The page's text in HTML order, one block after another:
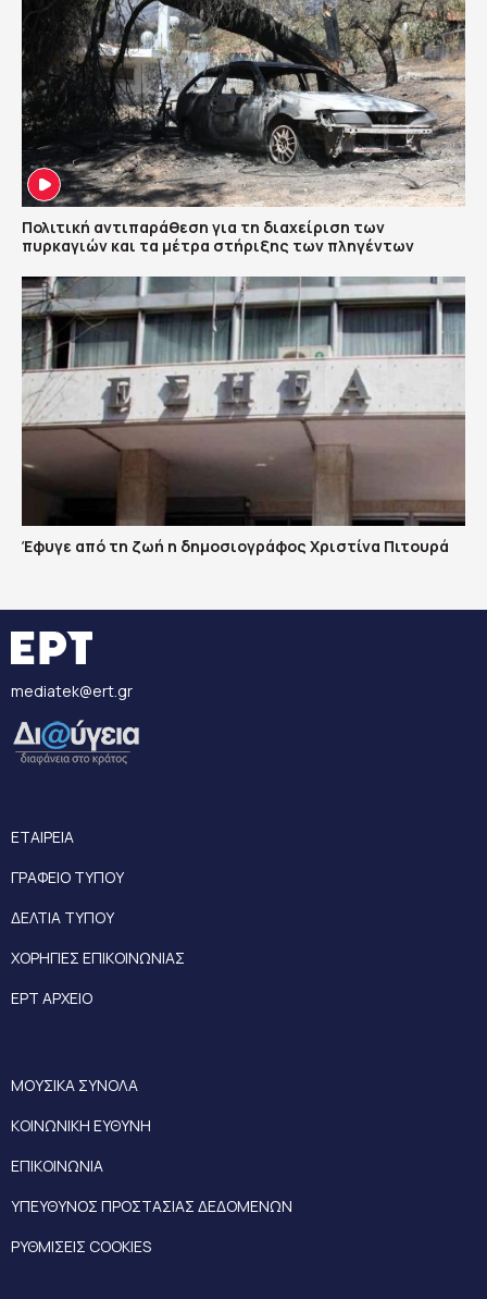
Πολιτική αντιπαράθεση για τη διαχείριση των
πυρκαγιών και τα μέτρα στήριξης των πληγέντων
Έφυγε από τη ζωή η δημοσιογράφος Χριστίνα Πιτουρά
mediatek@ert.gr
ΕΤΑΙΡΕΙΑ
ΓΡΑΦΕΙΟ ΤΥΠΟΥ
ΔΕΛΤΙΑ ΤΥΠΟΥ
ΧΟΡΗΓΙΕΣ ΕΠΙΚΟΙΝΩΝΙΑΣ
ΕΡΤ ΑΡΧΕΙΟ
ΜΟΥΣΙΚΑ ΣΥΝΟΛΑ
ΚΟΙΝΩΝΙΚΗ ΕΥΘΥΝΗ
ΕΠΙΚΟΙΝΩΝΙΑ
ΥΠΕΥΘΥΝΟΣ ΠΡΟΣΤΑΣΙΑΣ ΔΕΔΟΜΕΝΩΝ
ΡΥΘΜΙΣΕΙΣ COOKIES